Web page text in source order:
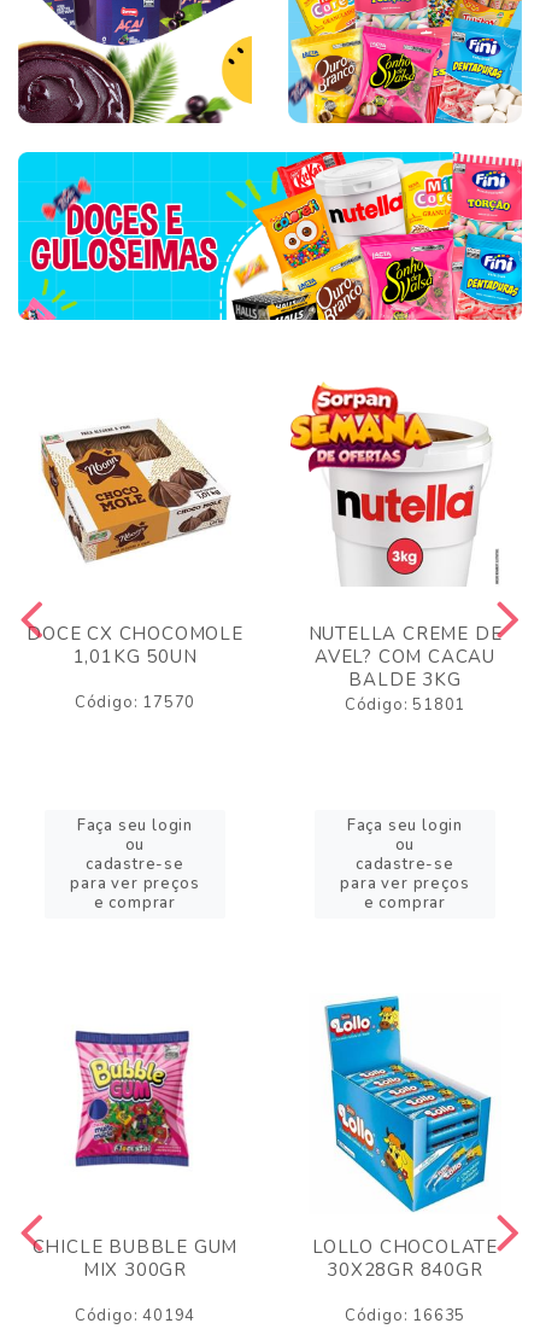
DOCE CX CHOCOMOLE
1,01KG 50UN
Código: 17570
Faça seu login
ou
cadastre-se
para ver preços
e comprar
NUTELLA CREME DE
AVEL? COM CACAU
BALDE 3KG
Código: 51801
Faça seu login
ou
cadastre-se
para ver preços
e comprar
CHICLE BUBBLE GUM
MIX 300GR
Código: 40194
LOLLO CHOCOLATE
30X28GR 840GR
Código: 16635